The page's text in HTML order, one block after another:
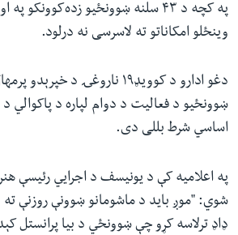
په کچه د ۴۳ سلنه ښوونځیو
وینځلو امکاناتو ته لاسرسی نه درلود.
دغو ادارو د کوویډ۱۹ ناروغۍ د
ښوونځیو د فعالیت د دوام لپاره د پاکوالي د
اساسي شرط بللی دی.
په اعلامیه کې د یونیسف د اجرايي رئیسې
شوي: "موږ باید د ماشومانو ښوونې روزنې ته
ډاډ ترلاسه کړو چې ښوونځي د بیا پرانستل